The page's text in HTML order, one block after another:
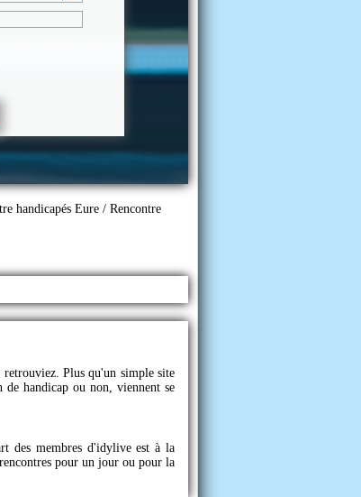
handicapés Eure / Rencontre
retrouviez. Plus qu'un simple site
de handicap ou non, viennent se
des membres d'idyliveest à la
pour un jour ou pour la